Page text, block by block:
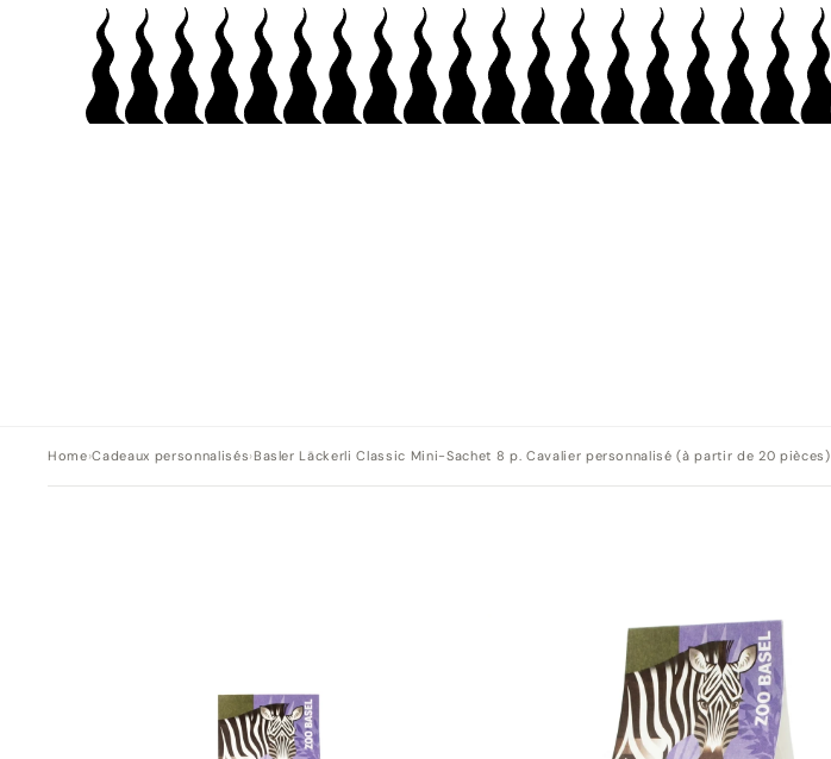
Home›Cadeaux personnalisés›Basler Läckerli Classic Mini-Sachet 8 p. Cavalier personnalisé (à partir de 20 pièces)